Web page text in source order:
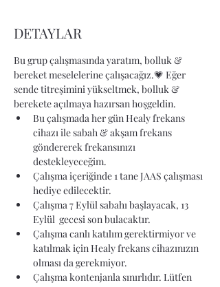
DETAYLAR
Bu grup çalışmasında yaratım, bolluk &
bereket meselelerine çalışacağız.💗 Eğer
sende titreşimini yükseltmek, bolluk &
berekete açılmaya hazırsan hoşgeldin.
Bu çalışmada her gün Healy frekans
cihazı ile sabah & akşam frekans
göndererek frekansınızı
destekleyeceğim.
Çalışma içeriğinde 1 tane JAAS çalışması
hediye edilecektir.
Çalışma 7 Eylül sabahı başlayacak, 13
Eylül  gecesi son bulacaktır.
Çalışma canlı katılım gerektirmiyor ve
katılmak için Healy frekans cihazınızın
olması da gerekmiyor.
Çalışma kontenjanla sınırlıdır. Lütfen